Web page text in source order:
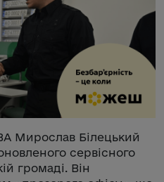
Мирослав Білецький
сервісного
громаді. Він